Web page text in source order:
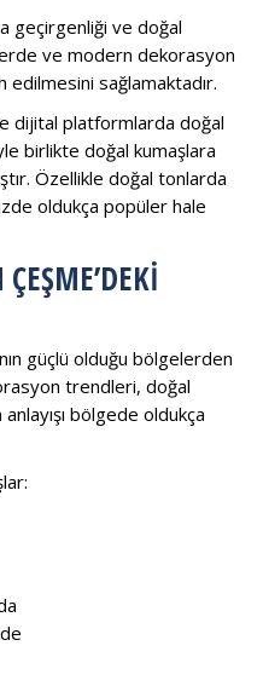
geçirgenliği ve doğal
ve modern dekorasyon
sağlamaktadır.
dijital platformlarda doğal
birlikte doğal kumaşlara
Özellikle doğal tonlarda
oldukça popüler hale
güçlü olduğu bölgelerden
trendleri, doğal
bölgede oldukça